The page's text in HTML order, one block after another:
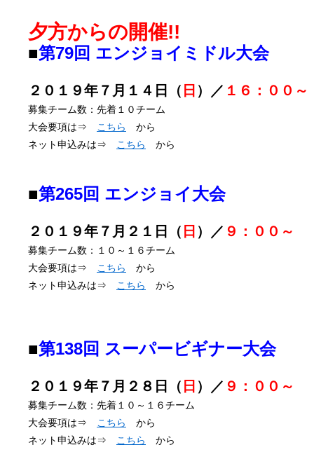
夕方からの開催!!
■第79回 エンジョイミドル大会
２０１９年７月１４日（ 日 ）／ １６：００～
募集チーム数：先着１０チーム
大会要項は⇒
こちら
から
ネット申込みは⇒
こちら から
■第265回 エンジョイ大会
２０１９年７月２１日（ 日 ）／ ９：００～
募集チーム数：１０～１６チーム
大会要項は⇒
こちら
から
ネット申込みは⇒
こちら から
■第138回 スーパービギナー大会
２０１９年７月２８日（ 日 ）／ ９：００～
募集チーム数：先着１０～１６チーム
大会要項は⇒
こちら
から
ネット申込みは⇒
こちら から